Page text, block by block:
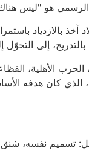
الرسمي هو "ليس
بالازدياد
إلى
الأهلية،
كان هدفه
تسميم نفسه،